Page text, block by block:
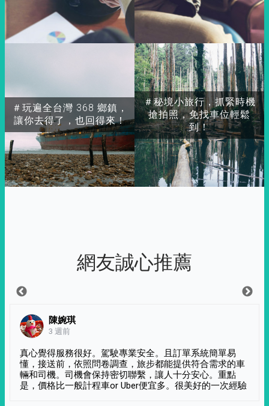
＃玩遍全台灣 368 鄉鎮，
讓你去得了，也回得來！
＃秘境小旅行，抓緊時機
搶拍照，免找車位輕鬆
到！
網友誠心推薦
陳婉琪
3 週前
真心覺得服務很好。駕駛專業安全。且訂單系統簡單易
懂，接送前，依照問卷調查，旅步都能提供符合需求的車
輛和司機。司機會保持密切聯繫，讓人十分安心。重點
是，價格比一般計程車or Uber便宜多。很美好的一次經驗